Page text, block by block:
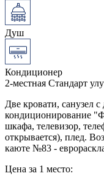
Душ
Кондиционер
2-местная Стандарт
Две кровати, санузел
кондиционирование
шкафа, телевизор,
открывается), плед.
каюте №83 -
Цена за 1 место: